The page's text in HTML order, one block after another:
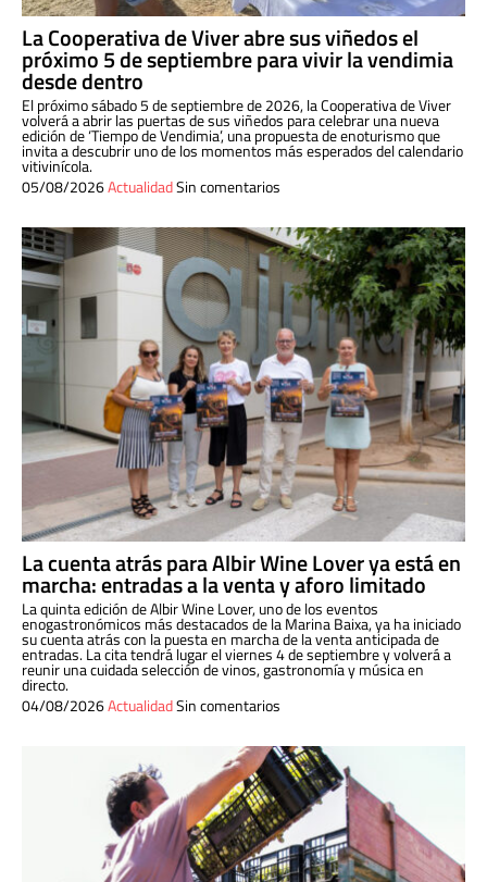
La Cooperativa de Viver abre sus viñedos el
próximo 5 de septiembre para vivir la vendimia
desde dentro
El próximo sábado 5 de septiembre de 2026, la Cooperativa de Viver
volverá a abrir las puertas de sus viñedos para celebrar una nueva
edición de ‘Tiempo de Vendimia’, una propuesta de enoturismo que
invita a descubrir uno de los momentos más esperados del calendario
vitivinícola.
05/08/2026ActualidadSin comentarios
La cuenta atrás para Albir Wine Lover ya está en
marcha: entradas a la venta y aforo limitado
La quinta edición de Albir Wine Lover, uno de los eventos
enogastronómicos más destacados de la Marina Baixa, ya ha iniciado
su cuenta atrás con la puesta en marcha de la venta anticipada de
entradas. La cita tendrá lugar el viernes 4 de septiembre y volverá a
reunir una cuidada selección de vinos, gastronomía y música en
directo.
04/08/2026ActualidadSin comentarios